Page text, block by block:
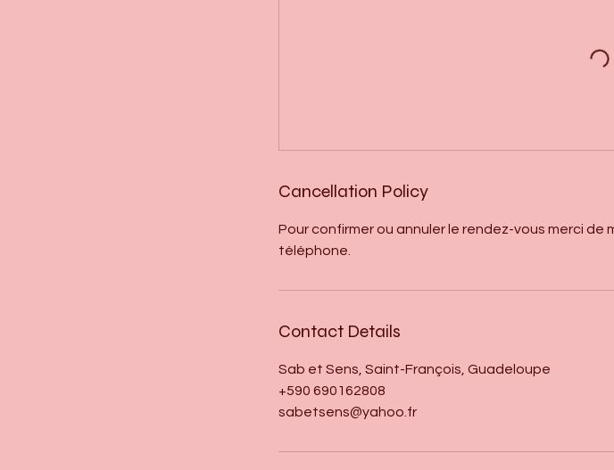
Cancellation Policy
Pour confirmer ou annuler le rendez-vous merci de
téléphone.
Contact Details
Sab et Sens, Saint-François, Guadeloupe
+590 690162808
sabetsens@yahoo.fr